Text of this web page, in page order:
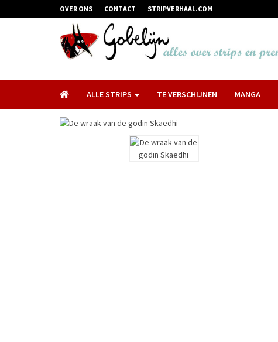
OVER ONS CONTACT STRIPVERHAAL.COM
ALLE STRIPS TE VERSCHIJNEN MANGA